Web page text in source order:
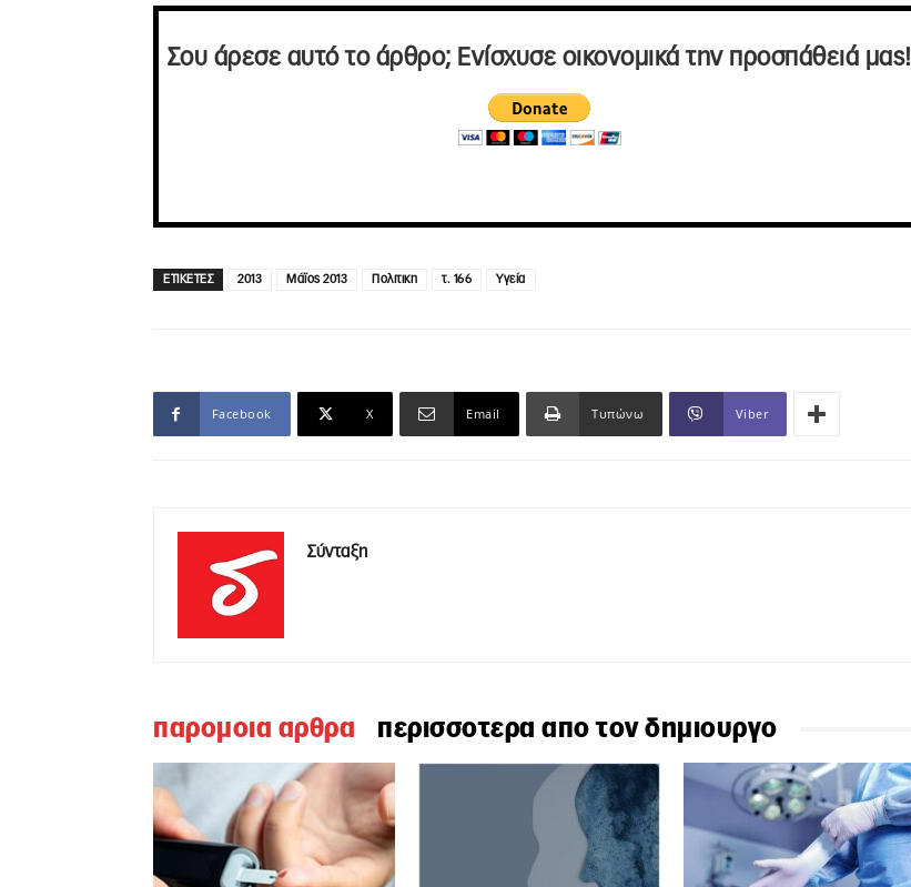
Σου άρεσε αυτό το άρθρο; Ενίσχυσε οικονομικά την προσπάθειά μας!
ΕΤΙΚΕΤΕΣ 2013 Μάϊος 2013 Πολιτικη τ. 166 Υγεία
Facebook X Email Τυπώνω Viber
Σύνταξη
παρομοια αρθρα περισσοτερα απο τον δημιουργο